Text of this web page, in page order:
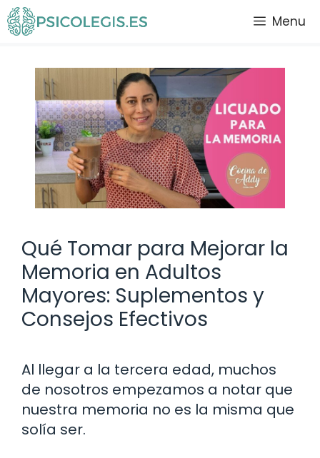
Saltar
al
Menu
Qué Tomar para Mejorar la
Memoria en Adultos
Mayores: Suplementos y
Consejos Efectivos
Al llegar a la tercera edad, muchos
de nosotros empezamos a notar que
nuestra memoria no es la misma que
solía ser.